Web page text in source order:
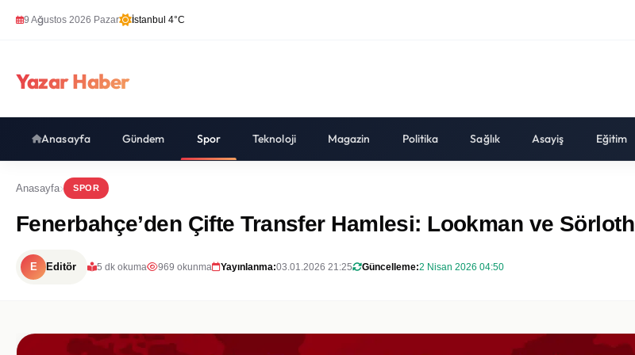
9 Ağustos 2026 Pazar İstanbul 4°C
Yazar Haber
Anasayfa Gündem Spor Teknoloji Magazin Politika Sağlık Asayiş Eğitim
Anasayfa SPOR
Fenerbahçe’den Çifte Transfer Hamlesi: Lookman ve Sörloth
E Editör 5 dk okuma 969 okunma Yayınlanma:03.01.2026 21:25 Güncelleme:2 Nisan 2026 04:50